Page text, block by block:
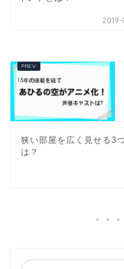
狭い部屋を広く見せる3
は？